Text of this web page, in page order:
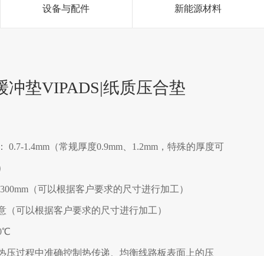
设备与配件 新能源材料
冲垫VIPADS|纸质压合垫
0.7-1.4mm（常规厚度0.9mm、1.2mm，特殊的厚度可
（可以根据客户要求的尺寸进行加工）
（可以根据客户要求的尺寸进行加工）
压过程中准确控制热传递、均衡线路板表面上的压